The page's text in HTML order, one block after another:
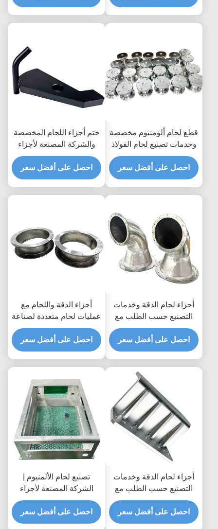
قطع لحام ألومنيوم مخصصة
وخدمات تصنيع لحام الفولاذ
المقاوم للصدأ
احصل على أفضل سعر
ختم أجزاء اللحام المخصصة
والشركة المصنعة لأجزاء
لحام الألومنيوم OEM
احصل على أفضل سعر
أجزاء لحام الدقة وخدمات
التصنيع حسب الطلب مع
عمليات لحام متنوعة
احصل على أفضل سعر
أجزاء الدقة واللحام مع
عمليات لحام متعددة لصناعة
الألومنيوم على نطاق صغير
احصل على أفضل سعر
أجزاء لحام الدقة وخدمات
التصنيع حسب الطلب مع
عمليات لحام متنوعة
احصل على أفضل سعر
تصنيع لحام الألمنيوم |
الشركة المصنعة لأجزاء
لحام وتصنيع الألمنيوم
احصل على أفضل سعر